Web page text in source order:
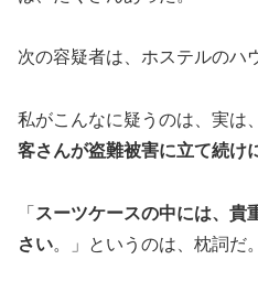
次の容疑者は、ホステルのハ
私がこんなに疑うのは、実は、
客さんが盗難被害に立て続け
「 スーツケースの中には、貴
さい。」というのは、枕詞だ。